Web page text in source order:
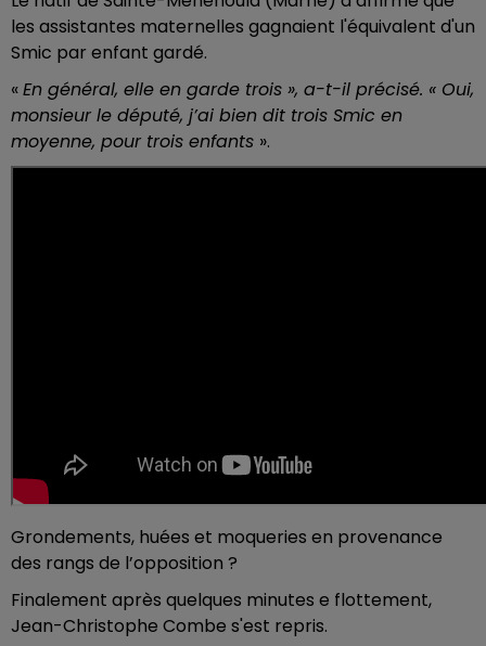
les assistantes maternelles gagnaient l'équivalent d'un
Smic par enfant gardé.
«En général, elle en garde trois », a-t-il précisé. « Oui,
monsieur le député, j’ai bien dit trois Smic en
moyenne, pour trois enfants ».
Grondements, huées et moqueries en provenance
des rangs de l’opposition ?
Finalement après quelques minutes e flottement,
Jean-Christophe Combe s'est repris.